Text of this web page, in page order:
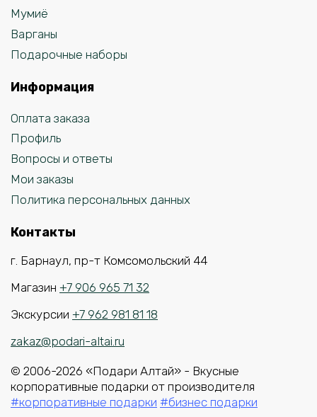
Мумиё
Варганы
Подарочные наборы
Информация
Оплата заказа
Профиль
Вопросы и ответы
Мои заказы
Политика персональных данных
Контакты
г. Барнаул, пр-т Комсомольский 44
Магазин +7 906 965 71 32
Экскурсии +7 962 981 81 18
zakaz@podari-altai.ru
© 2006-2026 «Подари Алтай» - Вкусные
корпоративные подарки от производителя
#корпоративные подарки #бизнес подарки